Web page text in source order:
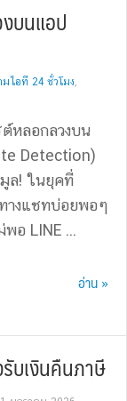
บนแอป
ไอที 24 ชั่วโมง,
ต์หลอกลวงบน
Detection)
ล! ในยุคที่
างแชทบ่อยพอๆ
พอ LINE ...
อ่าน »
บเงินคืนภาษี